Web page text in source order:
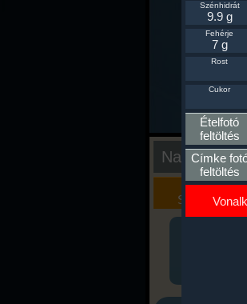
Nap
Kalória
Szimulátor
Szénhidrát
9.9 g
Fehérje
7 g
Rost
Cukor
Ételfotó
feltöltés
Címke
feltöltés